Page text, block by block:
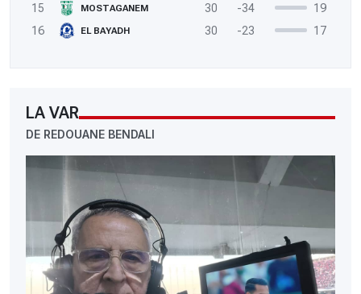
15
MOSTAGANEM 30 -34
19
16
EL BAYADH 30 -23 17
LA VAR
DE REDOUANE BENDALI